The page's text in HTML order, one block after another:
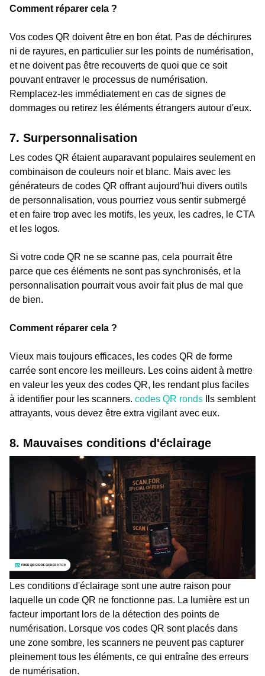
Comment réparer cela ?
Vos codes QR doivent être en bon état. Pas de déchirures
ni de rayures, en particulier sur les points de numérisation,
et ne doivent pas être recouverts de quoi que ce soit
pouvant entraver le processus de numérisation.
Remplacez-les immédiatement en cas de signes de
dommages ou retirez les éléments étrangers autour d'eux.
7. Surpersonnalisation
Les codes QR étaient auparavant populaires seulement en
combinaison de couleurs noir et blanc. Mais avec les
générateurs de codes QR offrant aujourd'hui divers outils
de personnalisation, vous pourriez vous sentir submergé
et en faire trop avec les motifs, les yeux, les cadres, le CTA
et les logos.
Si votre code QR ne se scanne pas, cela pourrait être
parce que ces éléments ne sont pas synchronisés, et la
personnalisation pourrait vous avoir fait plus de mal que
de bien.
Comment réparer cela ?
Vieux mais toujours efficaces, les codes QR de forme
carrée sont encore les meilleurs. Les coins aident à mettre
en valeur les yeux des codes QR, les rendant plus faciles
à identifier pour les scanners. codes QR ronds Ils semblent
attrayants, vous devez être extra vigilant avec eux.
8. Mauvaises conditions d'éclairage
Les conditions d'éclairage sont une autre raison pour
laquelle un code QR ne fonctionne pas. La lumière est un
facteur important lors de la détection des points de
numérisation. Lorsque vos codes QR sont placés dans
une zone sombre, les scanners ne peuvent pas capturer
pleinement tous les éléments, ce qui entraîne des erreurs
de numérisation.